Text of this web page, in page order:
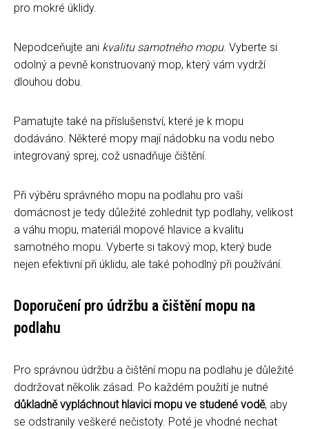
pro mokré úklidy.
Nepodceňujte ani kvalitu samotného mopu. Vyberte si
odolný a pevně konstruovaný mop, který vám vydrží
dlouhou dobu.
Pamatujte také na příslušenství, které je k mopu
dodáváno. Některé mopy mají nádobku na vodu nebo
integrovaný sprej, což usnadňuje čištění.
Při výběru správného mopu na podlahu pro vaši
domácnost je tedy důležité zohlednit typ podlahy, velikost
a váhu mopu, materiál mopové hlavice a kvalitu
samotného mopu. Vyberte si takový mop, který bude
nejen efektivní při úklidu, ale také pohodlný při používání.
Doporučení pro údržbu a čištění mopu na
podlahu
Pro správnou údržbu a čištění mopu na podlahu je důležité
dodržovat několik zásad. Po každém použití je nutné
důkladně vypláchnout hlavici mopu ve studené vodě, aby
se odstranily veškeré nečistoty. Poté je vhodné nechat